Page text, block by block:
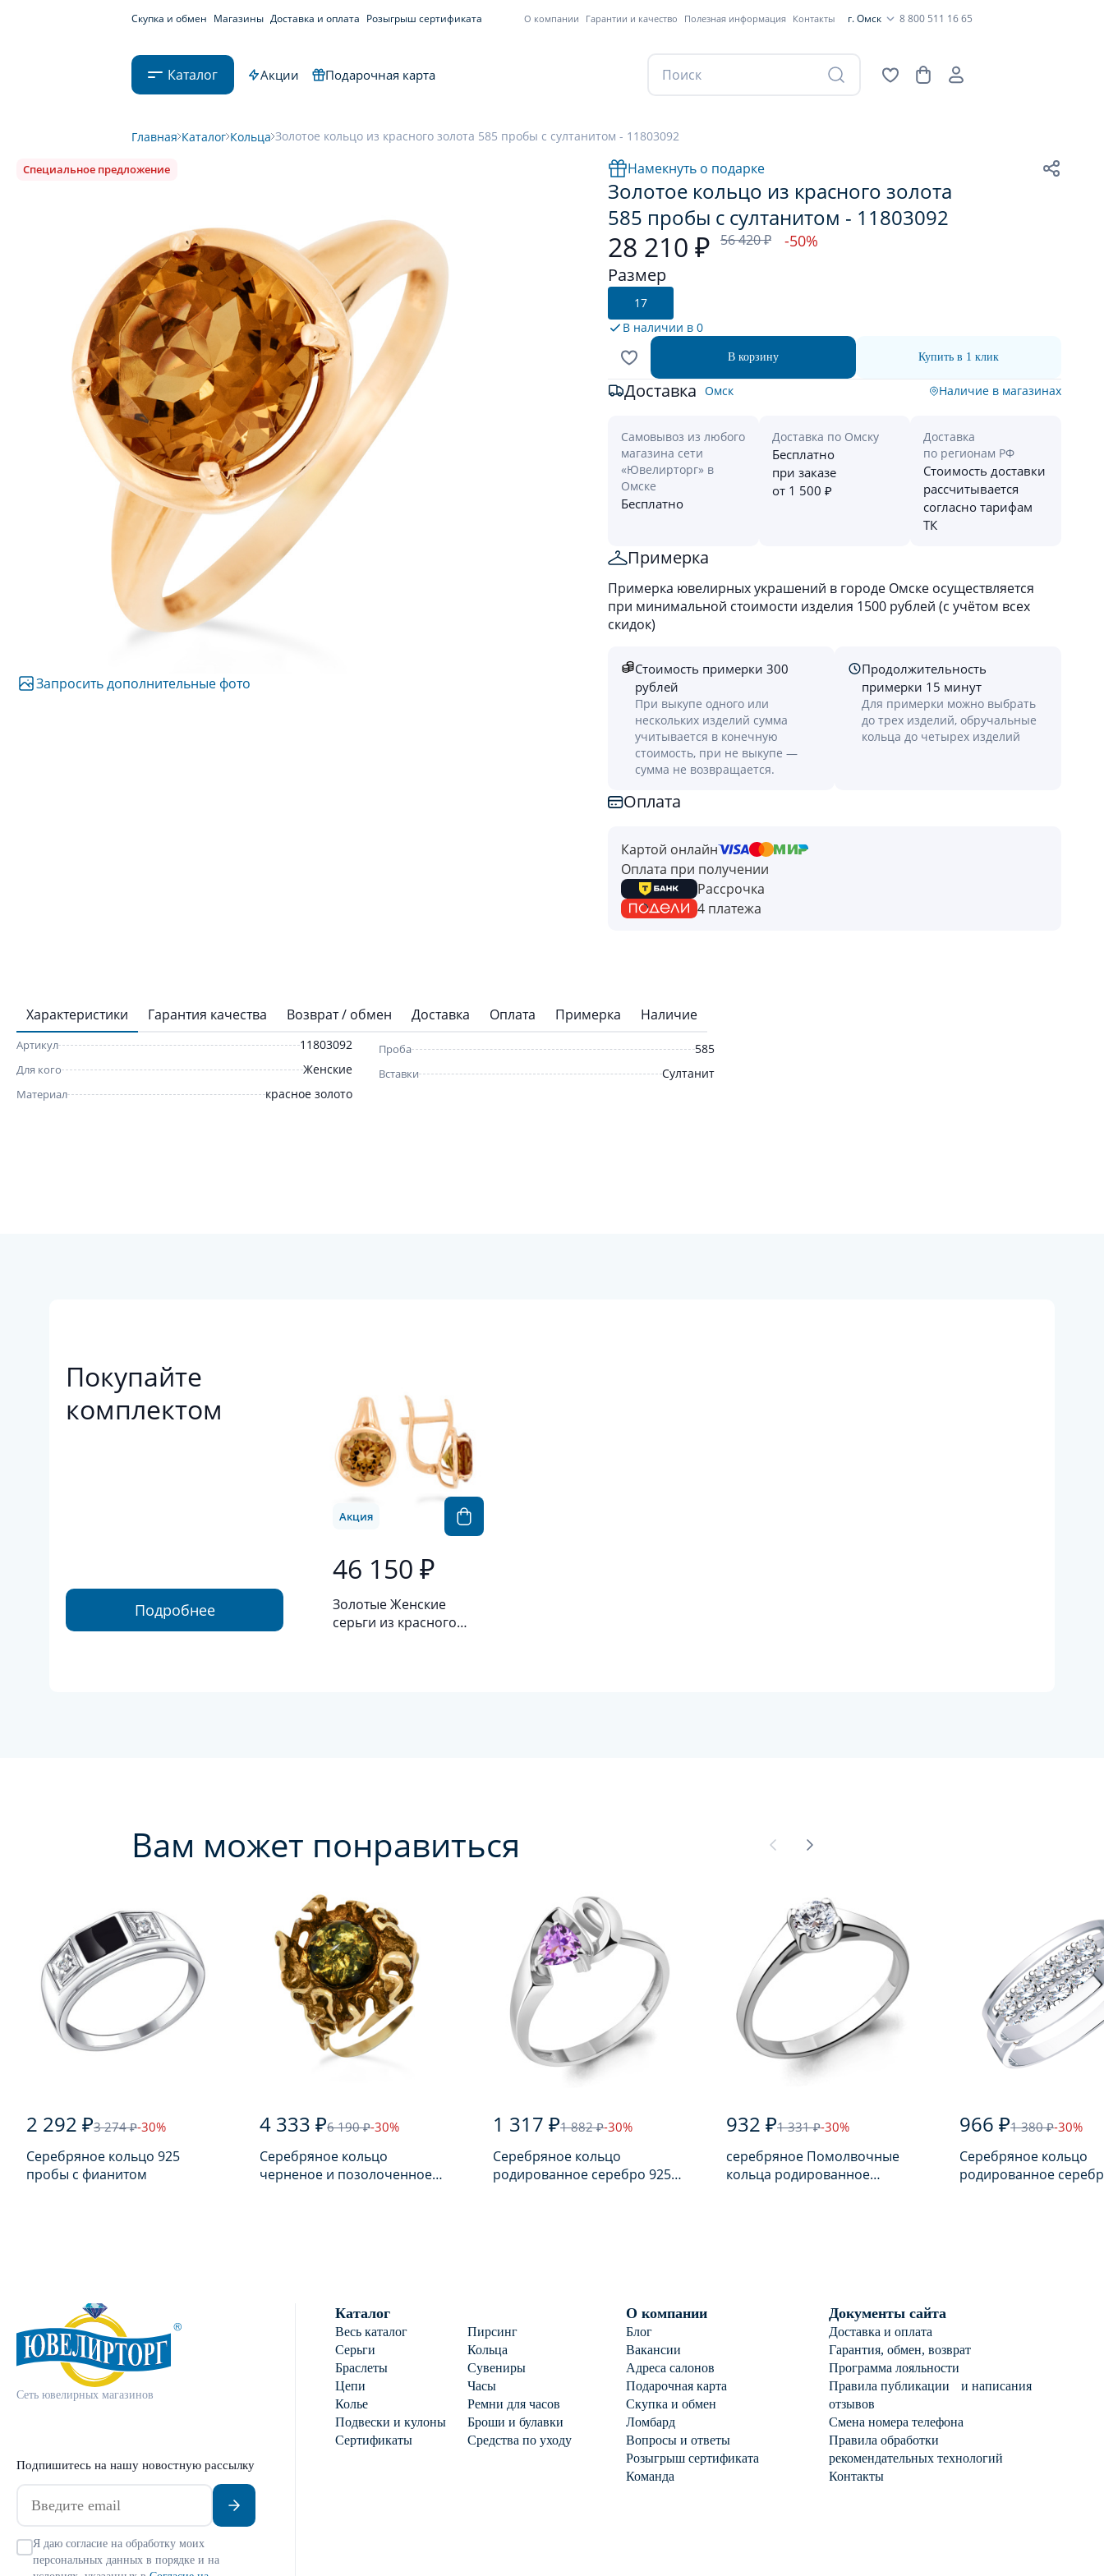
Скупка и обмен Магазины Доставка и оплата Розыгрыш сертификата О компании Гарантии и качество Полезная информация Контакты г. Омск 8 800 511 16 65
Каталог Акции Подарочная карта
Главная Каталог Кольца Золотое кольцо из красного золота 585 пробы с султанитом - 11803092
Специальное предложение
Запросить дополнительные фото
Намекнуть о подарке
Золотое кольцо из красного золота
585 пробы с султанитом - 11803092
28 210 ₽ 56 420 ₽ -50%
Размер
17
В наличии в 0
В корзину Купить в 1 клик
Доставка Омск Наличие в магазинах
Самовывоз из любого
магазина сети
«Ювелирторг» в
Омске
Бесплатно
Доставка по Омску
Бесплатно
при заказе
от 1 500 ₽
Доставка
по регионам РФ
Стоимость доставки
рассчитывается
согласно тарифам
ТК
Примерка
Примерка ювелирных украшений в городе Омске осуществляется
при минимальной стоимости изделия 1500 рублей (с учётом всех
скидок)
Стоимость примерки 300
рублей
При выкупе одного или
нескольких изделий сумма
учитывается в конечную
стоимость, при не выкупе —
сумма не возвращается.
Продолжительность
примерки 15 минут
Для примерки можно выбрать
до трех изделий, обручальные
кольца до четырех изделий
Оплата
Картой онлайн
Оплата при получении
Рассрочка
4 платежа
Характеристики Гарантия качества Возврат / обмен Доставка Оплата Примерка Наличие
Артикул 11803092
Для кого Женские
Материал красное золото
Проба 585
Вставки Султанит
Покупайте
комплектом
Подробнее
46 150 ₽
Золотые Женские
серьги из красного
Акция
Вам может понравиться
2 292 ₽3 274 ₽-30%
Серебряное кольцо 925
пробы с фианитом
4 333 ₽6 190 ₽-30%
Серебряное кольцо
черненое и позолоченное
1 317 ₽1 882 ₽-30%
Серебряное кольцо
родированное серебро 925
932 ₽1 331 ₽-30%
серебряное Помолвочные
кольца родированное
966 ₽1 380 ₽-30%
Серебряное кольцо
родированное
Сеть ювелирных магазинов
Подпишитесь на нашу новостную рассылку
Я даю согласие на обработку моих
персональных данных в порядке и на
Каталог
Весь каталог
Пирсинг
Серьги
Кольца
Браслеты
Сувениры
Цепи
Часы
Колье
Ремни для часов
Подвески и кулоны
Броши и булавки
Сертификаты
Средства по уходу
О компании
Блог
Вакансии
Адреса салонов
Подарочная карта
Скупка и обмен
Ломбард
Вопросы и ответы
Розыгрыш сертификата
Команда
Документы сайта
Доставка и оплата
Гарантия, обмен, возврат
Программа лояльности
Правила публикации и написания
отзывов
Смена номера телефона
Правила обработки
рекомендательных технологий
Контакты